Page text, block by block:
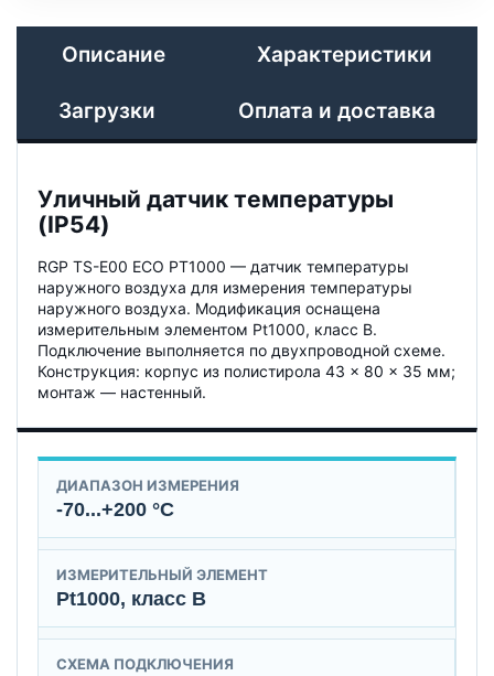
Описание Характеристики
Загрузки Оплата и доставка
Уличный датчик температуры
(IP54)
RGP TS-E00 ECO PT1000 — датчик температуры
наружного воздуха для измерения температуры
наружного воздуха. Модификация оснащена
измерительным элементом Pt1000, класс B.
Подключение выполняется по двухпроводной схеме.
Конструкция: корпус из полистирола 43 × 80 × 35 мм;
монтаж — настенный.
ДИАПАЗОН ИЗМЕРЕНИЯ
-70...+200 °C
ИЗМЕРИТЕЛЬНЫЙ ЭЛЕМЕНТ
Pt1000, класс B
СХЕМА ПОДКЛЮЧЕНИЯ